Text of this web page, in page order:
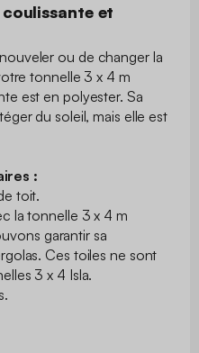
et
ou de changer la
tonnelle 3 x 4 m
est en polyester. Sa
du soleil, mais elle est
:
toit.
la tonnelle 3 x 4 m
garantir sa
Ces toiles ne sont
3 x 4 Isla.